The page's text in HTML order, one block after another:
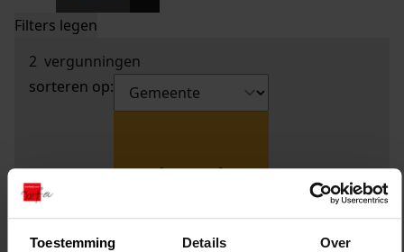
Toestemming Details Over
Filters legen
2 vergunningen
sorteren op: